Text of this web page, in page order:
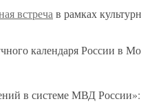
встреча в рамках
календаря России в
в системе МВД России»: